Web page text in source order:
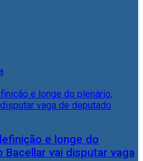
e longe do
Bacellar vai disputar vaga